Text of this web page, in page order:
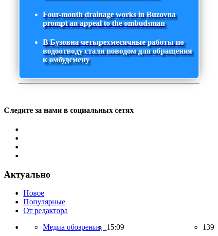
Four-month drainage works in Buzovna
prompt an appeal to the ombudsman
В Бузовна четырехмесячные работы по
водоотводу стали поводом для обращения
к омбудсмену
Следите за нами в социальных сетях
Актуально
Новое
Популярные
От редактора
Медиа обозрение, 15:09 139